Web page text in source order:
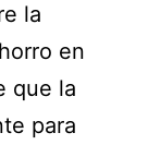
la
en
que la
para